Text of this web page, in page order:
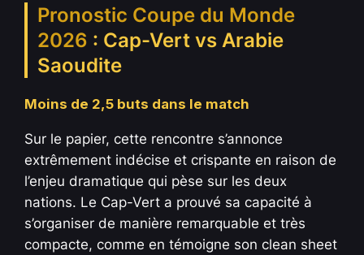
Pronostic Coupe du Monde
2026 : Cap-Vert vs Arabie
Saoudite
Moins de 2,5 buts dans le match
Sur le papier, cette rencontre s’annonce
extrêmement indécise et crispante en raison de
l’enjeu dramatique qui pèse sur les deux
nations. Le Cap-Vert a prouvé sa capacité à
s’organiser de manière remarquable et très
compacte, comme en témoigne son clean sheet